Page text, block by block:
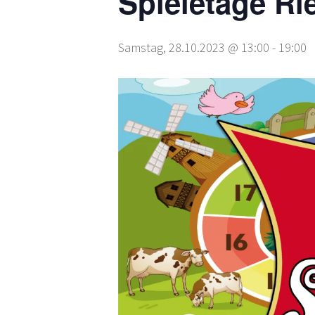
Samstag, 28.10.2023 @ 13:00 - 19:00